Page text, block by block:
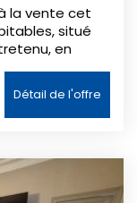
la vente cet
situé
en
ville.
d’entrée avec
séjour
séparé. Le
au gaz, de
et offre un
Détail de l'offre